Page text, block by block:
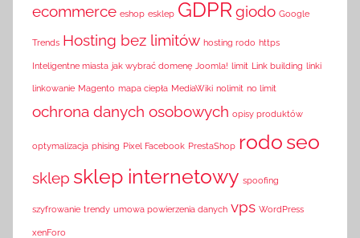
ecommerce eshop esklep GDPRgiodo Google
Trends Hosting bez limitów hosting rodo https
Inteligentne miasta jak wybrać domenę Joomla! limit Link building linki
linkowanie Magento mapa ciepła MediaWiki nolimit no limit
ochrona danych osobowych opisy produktów
optymalizacja phising Pixel Facebook PrestaShop rodo seo
sklep sklep internetowy spoofing
szyfrowanie trendy umowa powierzenia danych vps WordPress
xenForo